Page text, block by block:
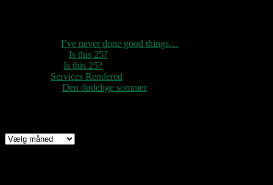
I’ve never done good things…
Is this 25?
Is this 25?
Services Rendered
Den dødelige sommer
Arkiv